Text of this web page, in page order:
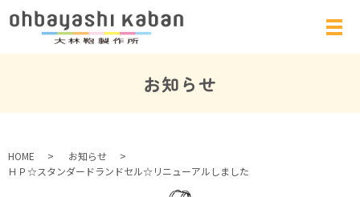
お知らせ
HOME
お知らせ
ＨＰ☆スタンダードランドセル☆リニューアルしました